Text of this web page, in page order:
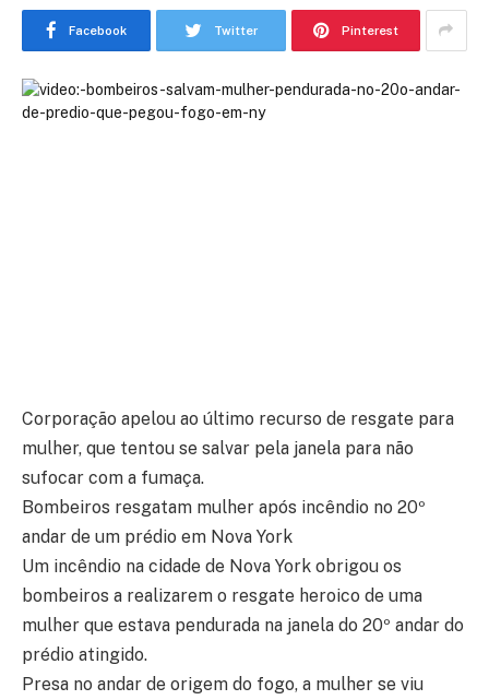
Facebook Twitter Pinterest
Corporação apelou ao último recurso de resgate para
mulher, que tentou se salvar pela janela para não
sufocar com a fumaça.
Bombeiros resgatam mulher após incêndio no 20º
andar de um prédio em Nova York
Um incêndio na cidade de Nova York obrigou os
bombeiros a realizarem o resgate heroico de uma
mulher que estava pendurada na janela do 20º andar do
prédio atingido.
Presa no andar de origem do fogo, a mulher se viu